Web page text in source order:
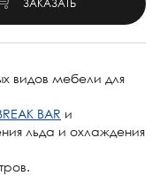
ЗАКАЗАТЬ
видов мебели для
BAR и
льда и охлаждения